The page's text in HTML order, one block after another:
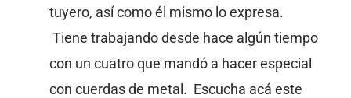
tuyero, así como él mismo lo expresa.
Tiene trabajando desde hace algún tiempo
con un cuatro que mandó a hacer especial
con cuerdas de metal. Escucha acá este